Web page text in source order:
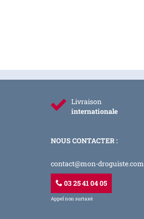
Livraison
internationale
NOUS CONTACTER :
contact@mon-droguiste.com
03 25 41 04 05
Appel non surtaxé